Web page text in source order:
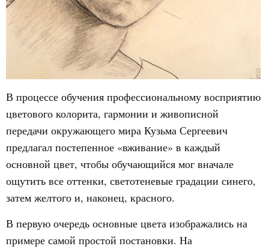
В процессе обучения профессиональному восприятию
цветового колорита, гармонии и живописной
передачи окружающего мира Кузьма Сергеевич
предлагал постепенное «вживание» в каждый
основной цвет, чтобы обучающийся мог вначале
ощутить все оттенки, светотеневые градации синего,
затем желтого и, наконец, красного.
В первую очередь основные цвета изображались на
примере самой простой постановки. На